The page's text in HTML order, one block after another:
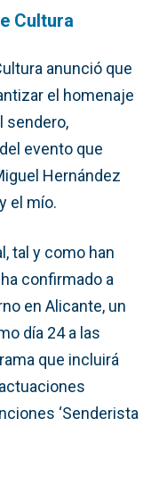
Cultura
anunció que
el homenaje
sendero,
evento que
Hernández
el mío.
tal y como han
confirmado a
en Alicante, un
día 24 a las
que incluirá
‘Senderista